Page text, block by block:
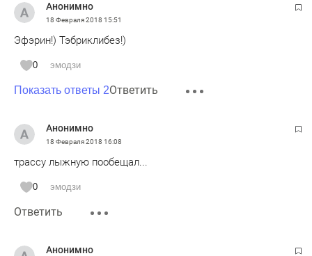
Анонимно
18 Февраля 2018 15:51
Эфэрин!) Тэбриклибез!)
0 эмодзи
Показать ответы 2Ответить
Анонимно
18 Февраля 2018 16:08
трассу лыжную пообещал...
0 эмодзи
Ответить
Анонимно